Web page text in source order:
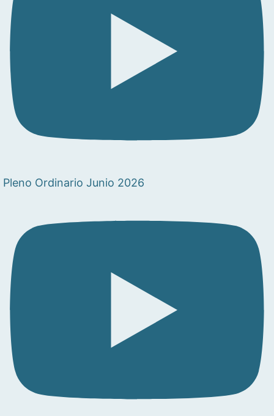
Pleno Ordinario Junio 2026